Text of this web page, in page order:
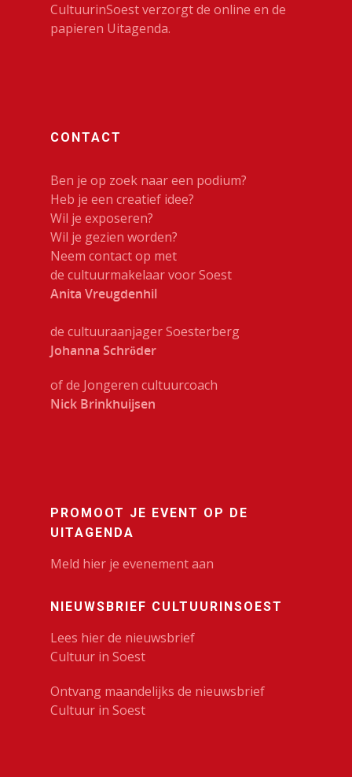
CultuurinSoest verzorgt de online en de
papieren Uitagenda.
CONTACT
Ben je op zoek naar een podium?
Heb je een creatief idee?
Wil je exposeren?
Wil je gezien worden?
Neem contact op met
de cultuurmakelaar voor Soest
Anita Vreugdenhil
de cultuuraanjager Soesterberg
Johanna Schröder
of de Jongeren cultuurcoach
Nick Brinkhuijsen
PROMOOT JE EVENT OP DE
UITAGENDA
Meld hier je evenement aan
NIEUWSBRIEF CULTUURINSOEST
Lees hier de nieuwsbrief
Cultuur in Soest
Ontvang maandelijks de nieuwsbrief
Cultuur in Soest